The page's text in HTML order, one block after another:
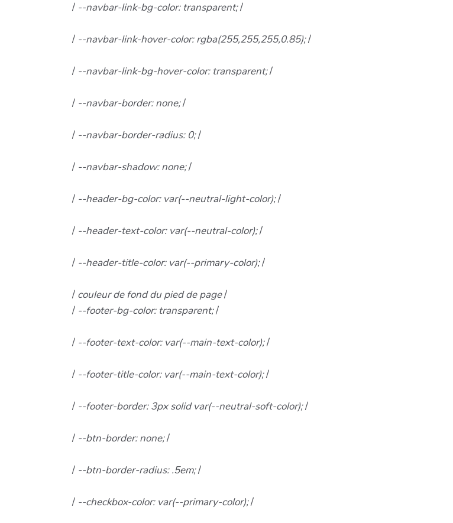
/ --navbar-link-bg-color: transparent;/
/ --navbar-link-hover-color: rgba(255,255,255,0.85);/
/ --navbar-link-bg-hover-color: transparent;/
/ --navbar-border: none;/
/ --navbar-border-radius: 0;/
/ --navbar-shadow: none;/
/ --header-bg-color: var(--neutral-light-color);/
/ --header-text-color: var(--neutral-color);/
/ --header-title-color: var(--primary-color);/
/ couleur de fond du pied de page/
/ --footer-bg-color: transparent;/
/ --footer-text-color: var(--main-text-color);/
/ --footer-title-color: var(--main-text-color);/
/ --footer-border: 3px solid var(--neutral-soft-color);/
/ --btn-border: none;/
/ --btn-border-radius: .5em;/
/ --checkbox-color: var(--primary-color);/